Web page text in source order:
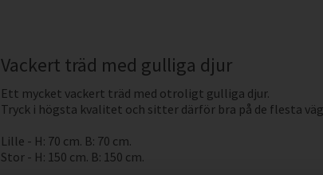
Vackert träd med gulliga djur
Ett mycket vackert träd med otroligt gulliga djur.
Tryck i högsta kvalitet och sitter därför bra på de flesta
Lille - H: 70 cm. B: 70 cm.
Stor - H: 150 cm. B: 150 cm.